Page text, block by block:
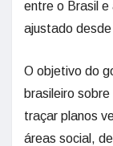
entre o Brasil e
ajustado
O objetivo do
brasileiro
traçar planos
áreas social,